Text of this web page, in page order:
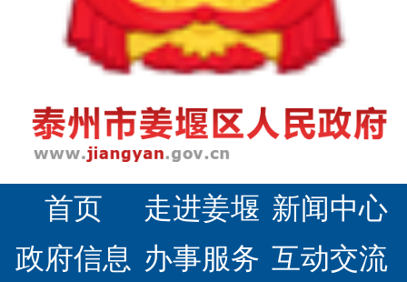
首页 走进姜堰 新闻中心
政府信息 办事服务 互动交流